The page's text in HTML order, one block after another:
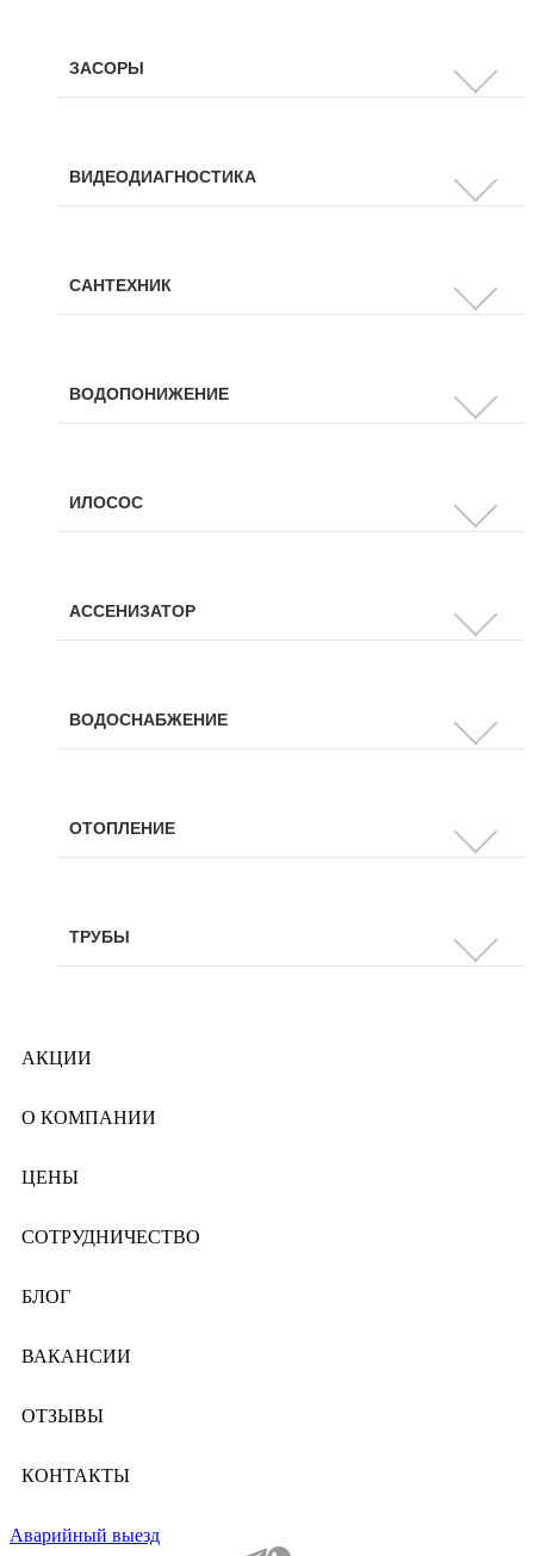
ЗАСОРЫ
ВИДЕОДИАГНОСТИКА
САНТЕХНИК
ВОДОПОНИЖЕНИЕ
ИЛОСОС
АССЕНИЗАТОР
ВОДОСНАБЖЕНИЕ
ОТОПЛЕНИЕ
ТРУБЫ
АКЦИИ
О КОМПАНИИ
ЦЕНЫ
СОТРУДНИЧЕСТВО
БЛОГ
ВАКАНСИИ
ОТЗЫВЫ
КОНТАКТЫ
Аварийный выезд